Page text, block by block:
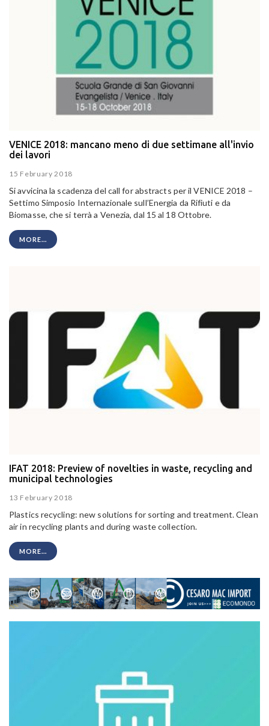
VENICE 2018: mancano meno di due settimane all'invio
dei lavori
15 February 2018
Si avvicina la scadenza del call for abstracts per il VENICE 2018 –
Settimo Simposio Internazionale sull’Energia da Rifiuti e da
Biomasse, che si terrà a Venezia, dal 15 al 18 Ottobre.
MORE...
IFAT 2018: Preview of novelties in waste, recycling and
municipal technologies
13 February 2018
Plastics recycling: new solutions for sorting and treatment. Clean
air in recycling plants and during waste collection.
MORE...